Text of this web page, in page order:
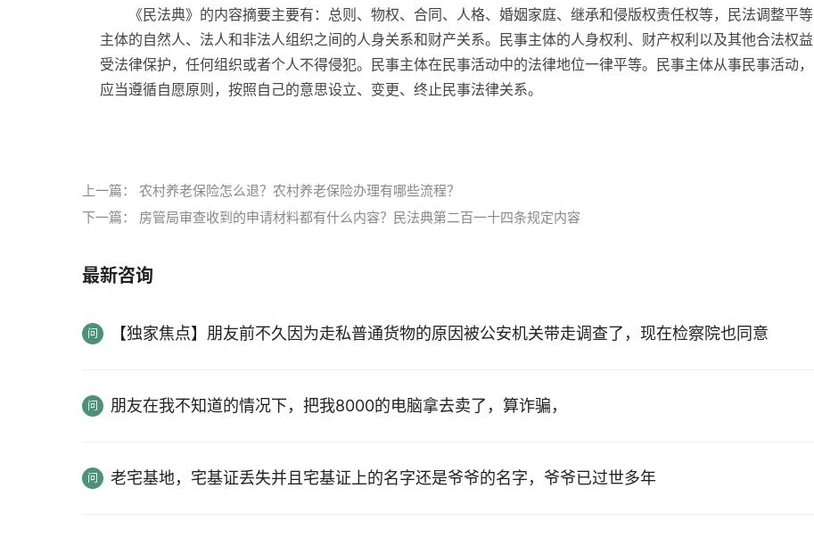
《民法典》的内容摘要主要有：总则、物权、合同、人格、婚姻家庭、继承和侵版权责任权等，民法调整平等
主体的自然人、法人和非法人组织之间的人身关系和财产关系。民事主体的人身权利、财产权利以及其他合法权益
受法律保护，任何组织或者个人不得侵犯。民事主体在民事活动中的法律地位一律平等。民事主体从事民事活动，
应当遵循自愿原则，按照自己的意思设立、变更、终止民事法律关系。
上一篇： 农村养老保险怎么退？农村养老保险办理有哪些流程？
下一篇： 房管局审查收到的申请材料都有什么内容？民法典第二百一十四条规定内容
最新咨询
【独家焦点】朋友前不久因为走私普通货物的原因被公安机关带走调查了，现在检察院也同意
朋友在我不知道的情况下，把我8000的电脑拿去卖了，算诈骗，
老宅基地，宅基证丢失并且宅基证上的名字还是爷爷的名字，爷爷已过世多年